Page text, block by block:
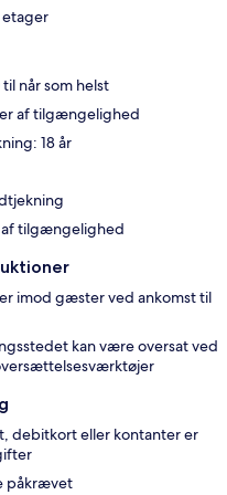
når som helst
af tilgængelighed
18 år
tilgængelighed
imod gæster ved ankomst til
kan være oversat ved
debitkort eller kontanter er
påkrævet